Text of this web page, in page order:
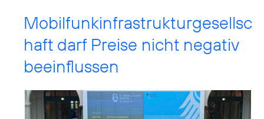
Mobilfunkinfrastrukturgesellsc
haft darf Preise nicht negativ
beeinflussen